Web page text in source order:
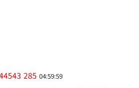
285 04:59:59